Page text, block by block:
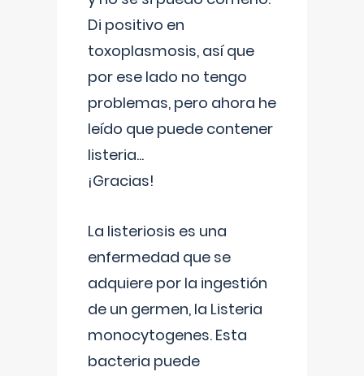
Di positivo en
toxoplasmosis, así que
por ese lado no tengo
problemas, pero ahora he
leído que puede contener
listeria...
¡Gracias!
La listeriosis es una
enfermedad que se
adquiere por la ingestión
de un germen, la Listeria
monocytogenes. Esta
bacteria puede